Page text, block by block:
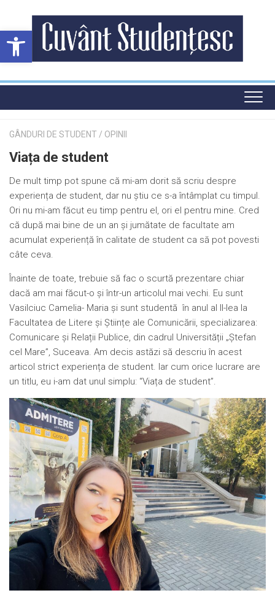
Deschide bara de unelte
content
GÂNDURI DE STUDENT / OPINII
Viața de student
De mult timp pot spune că mi-am dorit să scriu despre
experiența de student, dar nu știu ce s-a întâmplat cu timpul.
Ori nu mi-am făcut eu timp pentru el, ori el pentru mine. Cred
că după mai bine de un an și jumătate de facultate am
acumulat experiență în calitate de student ca să pot povesti
câte ceva.
Înainte de toate, trebuie să fac o scurtă prezentare chiar
dacă am mai făcut-o și într-un articolul mai vechi. Eu sunt
Vasilciuc Camelia- Maria și sunt studentă în anul al II-lea la
Facultatea de Litere și Științe ale Comunicării, specializarea:
Comunicare și Relații Publice, din cadrul Universității „Ștefan
cel Mare”, Suceava. Am decis astăzi să descriu în acest
articol strict experiența de student. Iar cum orice lucrare are
un titlu, eu i-am dat unul simplu: “Viața de student”.